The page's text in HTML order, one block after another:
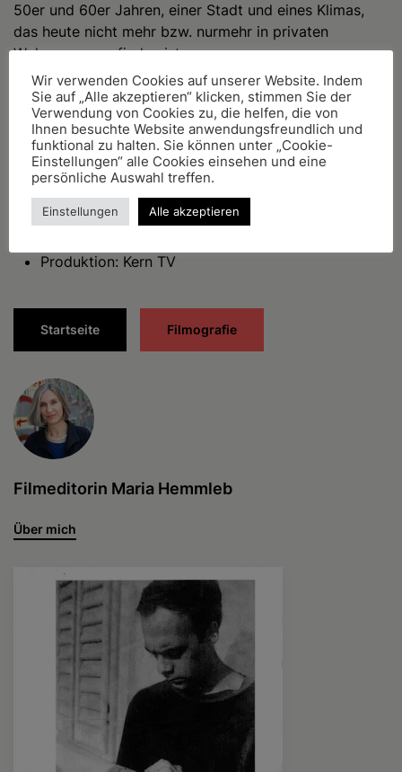
50er und 60er Jahren, einer Stadt und eines Klimas,
das heute nicht mehr bzw. nurmehr in privaten
Wohnungen zu finden ist.
Credits
Buch und Regie: Jutta Hercher und Peter Urban
Kamera: Jörg Bookmeyer
Ton: Misa Hajdukovic
Musik: Carsten Dane
Sprecher: Ulrich Mühe, Verena Reichhardt, Stefan
Produktion: Kern TV
Startseite Filmografie
Filmeditorin Maria Hemmleb
Über mich
Wir verwenden Cookies auf unserer Website. Indem
Sie auf „Alle akzeptieren“ klicken, stimmen Sie der
Verwendung von Cookies zu, die helfen, die von
Ihnen besuchte Website anwendungsfreundlich und
funktional zu halten. Sie können unter „Cookie-
Einstellungen“ alle Cookies einsehen und eine
persönliche Auswahl treffen.
Einstellungen Alle akzeptieren